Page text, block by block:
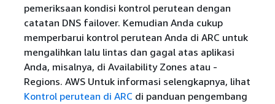
pemeriksaan kondisi kontrol perutean dengan
catatan DNS failover. Kemudian Anda cukup
memperbarui kontrol perutean Anda di ARC untuk
mengalihkan lalu lintas dan gagal atas aplikasi
Anda, misalnya, di Availability Zones atau -
Regions. AWS Untuk informasi selengkapnya, lihat
Kontrol perutean di ARC di panduan pengembang